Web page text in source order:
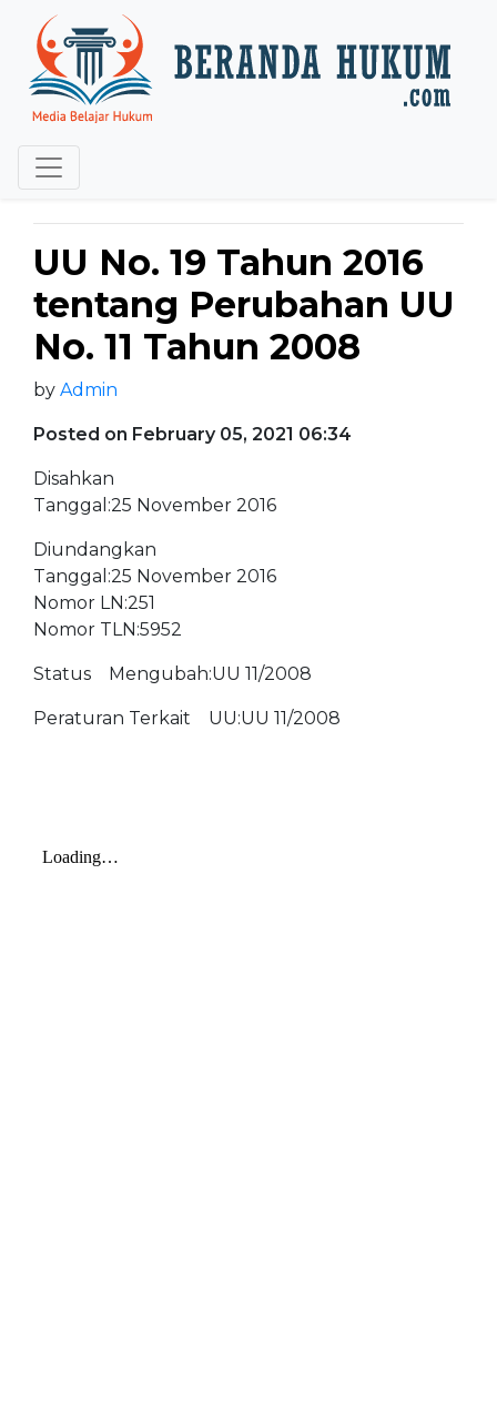
UU No. 19 Tahun 2016
tentang Perubahan UU
No. 11 Tahun 2008
by Admin
Posted on February 05, 2021 06:34
Disahkan
Tanggal:25 November 2016
Diundangkan
Tanggal:25 November 2016
Nomor LN:251
Nomor TLN:5952
Status Mengubah:UU 11/2008
Peraturan Terkait UU:UU 11/2008